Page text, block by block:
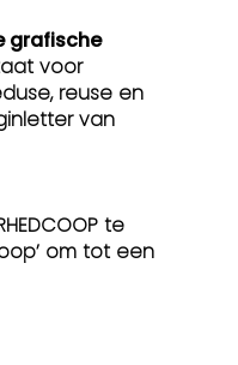
grafische
voor
reuse en
van
te
om tot een